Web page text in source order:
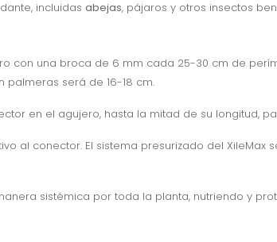
incluidas abejas, pájaros y otros insectos
con una broca de 6 mm cada 25-30 cm de
palmeras será de 16-18 cm.
en el agujero, hasta la mitad de su longitud,
al conector. El sistema presurizado del
sistémica por toda la planta, nutriendo y